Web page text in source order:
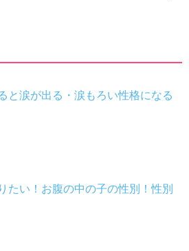
と涙が出る・涙もろい性格になる
たい！お腹の中の子の性別！性別